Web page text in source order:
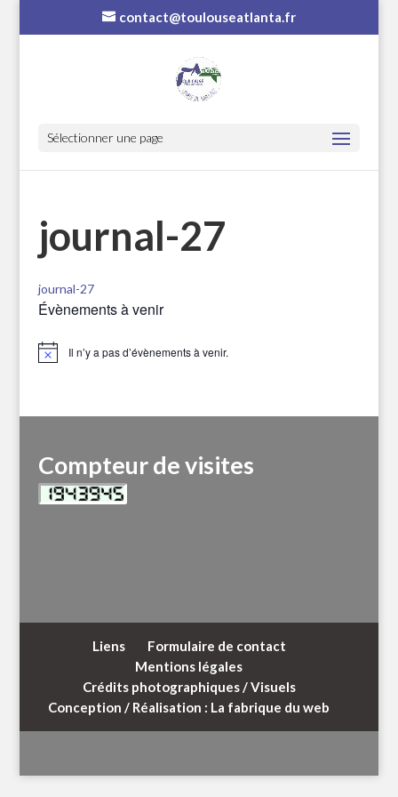
contact@toulouseatlanta.fr
Sélectionner une page
journal-27
journal-27
Évènements à venir
Notice Il n’y a pas d’évènements à venir.
Compteur de visites
Liens
Formulaire de contact
Mentions légales
Crédits photographiques / Visuels
Conception / Réalisation : La fabrique du web